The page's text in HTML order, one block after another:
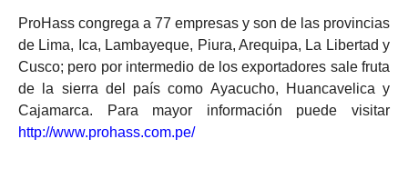
ProHass congrega a 77 empresas y son de las provincias
de Lima, Ica, Lambayeque, Piura, Arequipa, La Libertad y
Cusco; pero por intermedio de los exportadores sale fruta
de la sierra del país como Ayacucho, Huancavelica y
Cajamarca. Para mayor información puede visitar
http://www.prohass.com.pe/